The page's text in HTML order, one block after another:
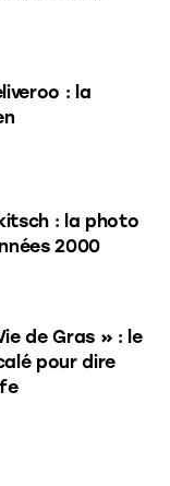
: la
: la photo
2000
de Gras » : le
pour dire